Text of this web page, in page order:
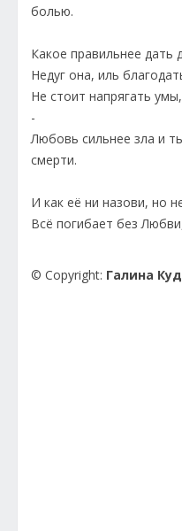
болью.
Какое правильнее дать
Недуг она, иль
Не стоит напрягать
-
Любовь сильнее зла и
смерти.
И как её ни назови, но
Всё погибает без
© Copyright: Галина